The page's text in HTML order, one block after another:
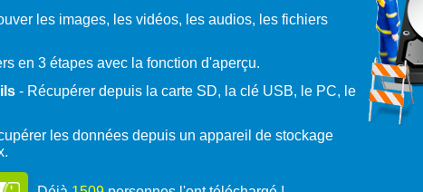
les images, les vidéos, les audios, les fichiers
en 3 étapes avec la fonction d'aperçu.
Récupérer depuis la carte SD, la clé USB, le PC, le
les données depuis un appareil de stockage